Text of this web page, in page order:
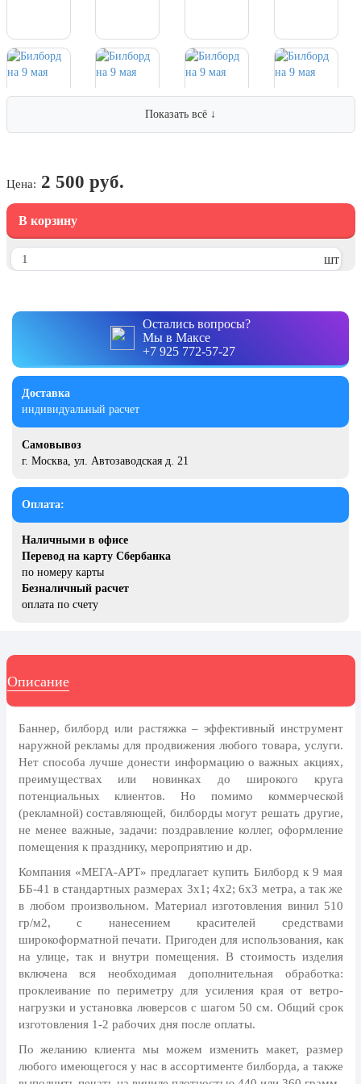
7 ноября, День Октябрьской
революции
внутренних дел РФ
День матери (последнее воскресенье
ноября)
контрнаступления советских войск
9 декабря, Международный день
9 декабря, День Героев Отечества
12 декабря, День конституции РФ
20 декабря, День работника органов
Новогоднее оформление
Рождество Христово
19 января, Крещение Господне
25 января, Татьянин день
14 февраля, День Святого
Валентина
15 февраля, День памяти о
россиянах...
23 февраля, День защитника
8 марта, Международный женский
27 марта, День театра
1 апреля, День смеха
Апрель, Месячник по
благоустройству
апреля)
Светлая Пасха
12 апреля, День космонавтики
18 апреля, Дни исторического и
культурного наследия
6 мая, День герба и флага города
9 мая, День Победы
Показать всё ↓
Цена: 2 500 руб.
В корзину
шт
Остались вопросы?
Мы в Максе
+7 925 772-57-27
Доставка
индивидуальный расчет
Самовывоз
г. Москва, ул. Автозаводская д. 21
Оплата:
Наличными в офисе
Перевод на карту Сбербанка
по номеру карты
Безналичный расчет
оплата по счету
Описание
Баннер, билборд или растяжка – эффективный инструмент
наружной рекламы для продвижения любого товара, услуги.
Нет способа лучше донести информацию о важных акциях,
преимуществах или новинках до широкого круга
потенциальных клиентов. Но помимо коммерческой
(рекламной) составляющей, билборды могут решать другие,
не менее важные, задачи: поздравление коллег, оформление
помещения к празднику, мероприятию и др.
Компания «МЕГА-АРТ» предлагает купить Билборд к 9 мая
ББ-41 в стандартных размерах 3х1; 4х2; 6х3 метра, а так же
в любом произвольном. Материал изготовления винил 510
гр/м2, с нанесением красителей средствами
широкоформатной печати. Пригоден для использования, как
на улице, так и внутри помещения. В стоимость изделия
включена вся необходимая дополнительная обработка:
проклеивание по периметру для усиления края от ветро-
нагрузки и установка люверсов с шагом 50 см. Общий срок
изготовления 1-2 рабочих дня после оплаты.
По желанию клиента мы можем изменить макет, размер
любого имеющегося у нас в ассортименте билборда, а также